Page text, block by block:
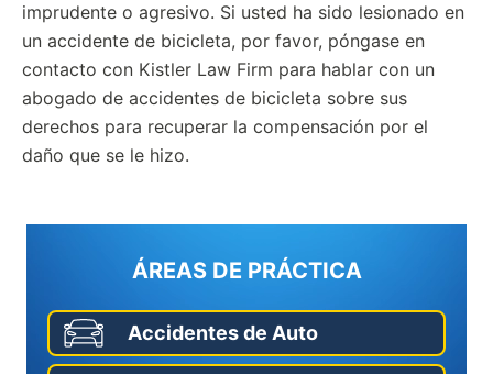
imprudente o agresivo. Si usted ha sido lesionado en
un accidente de bicicleta, por favor, póngase en
contacto con Kistler Law Firm para hablar con un
abogado de accidentes de bicicleta sobre sus
derechos para recuperar la compensación por el
daño que se le hizo.
ÁREAS DE PRÁCTICA
Accidentes de Auto